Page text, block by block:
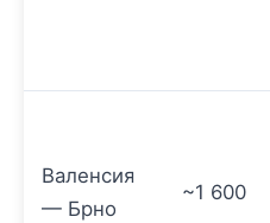
Валенсия
— Брно
~1 600